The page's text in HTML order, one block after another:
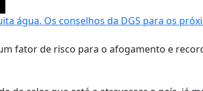
água. Os conselhos da DGS para os
fator de risco para o afogamento e